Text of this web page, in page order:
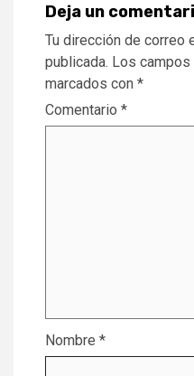
Deja un
Tu dirección de correo
publicada. Los
marcados con *
Comentario *
Nombre *